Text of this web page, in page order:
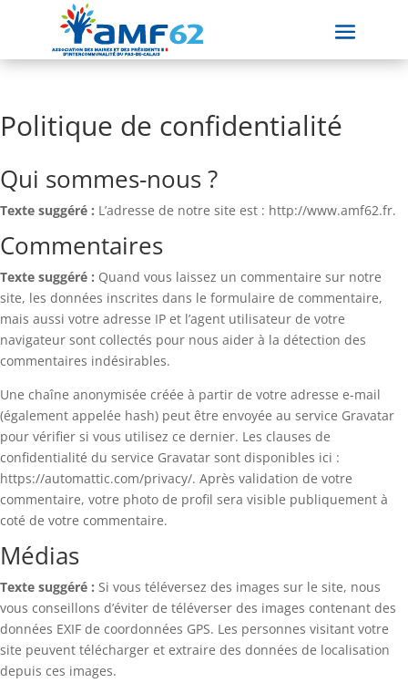
Politique de confidentialité
Qui sommes-nous ?
Texte suggéré : L’adresse de notre site est : http://www.amf62.fr.
Commentaires
Texte suggéré : Quand vous laissez un commentaire sur notre
site, les données inscrites dans le formulaire de commentaire,
mais aussi votre adresse IP et l’agent utilisateur de votre
navigateur sont collectés pour nous aider à la détection des
commentaires indésirables.
Une chaîne anonymisée créée à partir de votre adresse e-mail
(également appelée hash) peut être envoyée au service Gravatar
pour vérifier si vous utilisez ce dernier. Les clauses de
confidentialité du service Gravatar sont disponibles ici :
https://automattic.com/privacy/. Après validation de votre
commentaire, votre photo de profil sera visible publiquement à
coté de votre commentaire.
Médias
Texte suggéré : Si vous téléversez des images sur le site, nous
vous conseillons d’éviter de téléverser des images contenant des
données EXIF de coordonnées GPS. Les personnes visitant votre
site peuvent télécharger et extraire des données de localisation
depuis ces images.